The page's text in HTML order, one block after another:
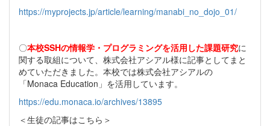
https://myprojects.jp/article/learning/manabi_no_dojo_01/
〇本校SSHの情報学・プログラミングを活用した課題研究に
関する取組について、株式会社アシアル様に記事としてまと
めていただきました。本校では株式会社アシアルの
「Monaca Education」を活用しています。
https://edu.monaca.io/archives/13895
＜生徒の記事はこちら＞